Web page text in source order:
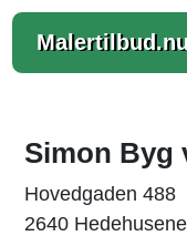
Simon Byg
Hovedgaden 488
2640 Hedehusene